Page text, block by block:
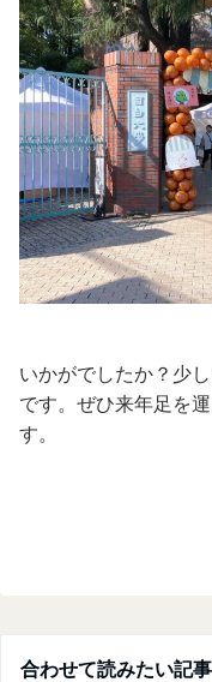
いかがでしたか？少
です。ぜひ来年足を
す。
合わせて読みたい記事